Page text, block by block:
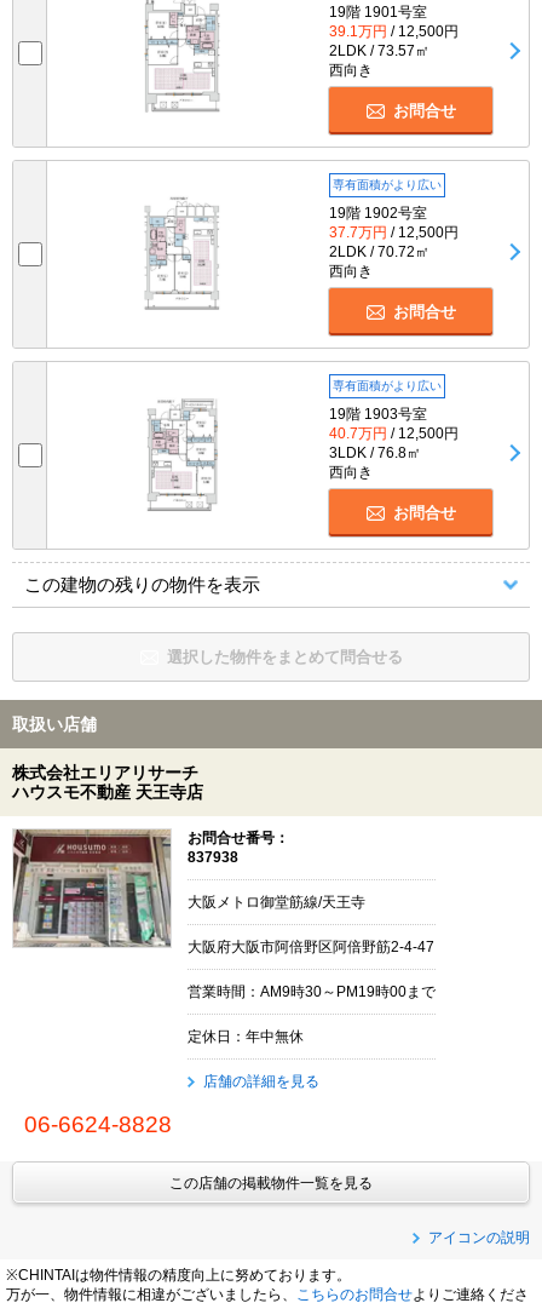
19階 1901号室
39.1万円 / 12,500円
2LDK / 73.57㎡
西向き
お問合せ
専有面積がより広い
19階 1902号室
37.7万円 / 12,500円
2LDK / 70.72㎡
西向き
お問合せ
専有面積がより広い
19階 1903号室
40.7万円 / 12,500円
3LDK / 76.8㎡
西向き
お問合せ
この建物の残りの物件を表示
選択した物件をまとめて問合せる
取扱い店舗
株式会社エリアリサーチ
ハウスモ不動産 天王寺店
お問合せ番号：
837938
大阪メトロ御堂筋線/天王寺
大阪府大阪市阿倍野区阿倍野筋2-4-47
営業時間：AM9時30～PM19時00まで
定休日：年中無休
店舗の詳細を見る
06-6624-8828
この店舗の掲載物件一覧を見る
アイコンの説明
※CHINTAIは物件情報の精度向上に努めております。
万が一、物件情報に相違がございましたら、
こちらのお問合せよりご連絡くださ